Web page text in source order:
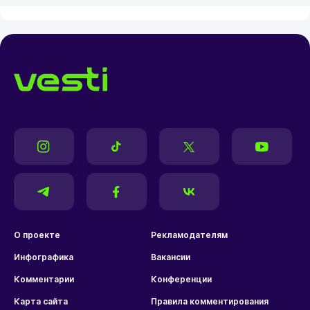
О проекте Рекламодателям
Инфографика Вакансии
Комментарии Конференции
Карта сайта Правила комментирования